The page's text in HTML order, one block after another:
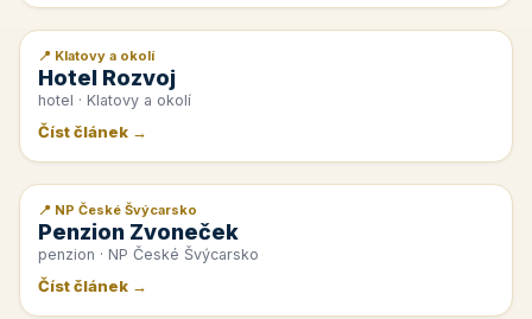
📰 PR článek
📍 Klatovy a okolí
Hotel Rozvoj
hotel · Klatovy a okolí
Číst článek →
📰 PR článek
📍 NP České Švýcarsko
Penzion Zvoneček
penzion · NP České Švýcarsko
Číst článek →